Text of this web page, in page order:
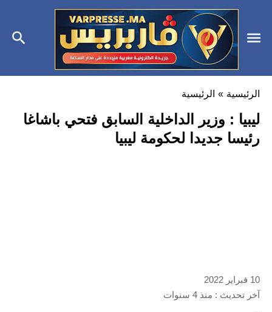
الرئيسية » الرئيسية
ليبيا : وزير الداخلية السابق فتحي باشاغا
رئيسا جديدا لحكومة ليبيا
10 فبراير 2022
آخر تحديث : منذ 4 سنوات